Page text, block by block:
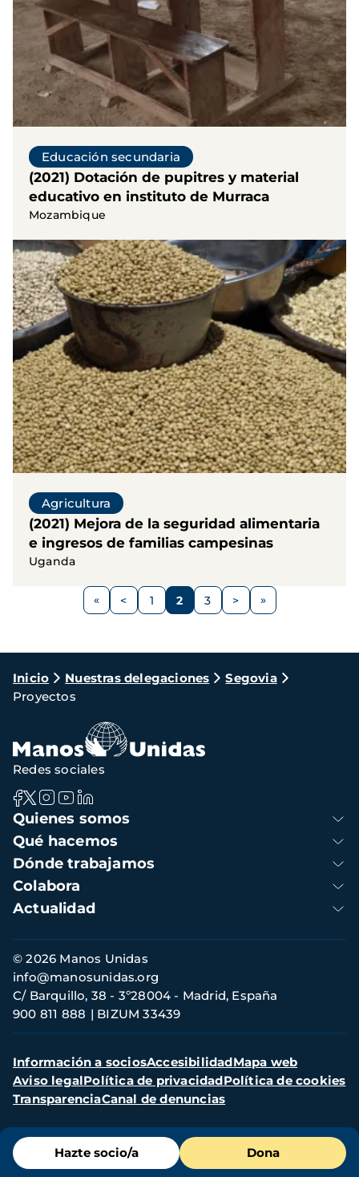
Educación secundaria
(2021) Dotación de pupitres y material
educativo en instituto de Murraca
Mozambique
Agricultura
(2021) Mejora de la seguridad alimentaria
e ingresos de familias campesinas
Uganda
Paginación
Página
< Página
1 Página
2 Página
3
Siguiente
>
Ruta
de
navegación
Inicio Nuestras delegaciones
Segovia
Proyectos
Menú
de
Hazte socio/a Dona
Navegación
principal
Quienes somos
Qué hacemos
Dónde trabajamos
Colabora
Actualidad
Redes sociales
Información
de
contacto
© 2026 Manos Unidas
C/ Barquillo, 38 - 3º28004 - Madrid, España
900 811 888
BIZUM 33439
info@manosunidas.org
Menú
secundario
Información a sociosAccesibilidadMapa web
Aviso legalPolítica de privacidadPolítica de cookies
TransparenciaCanal de denuncias